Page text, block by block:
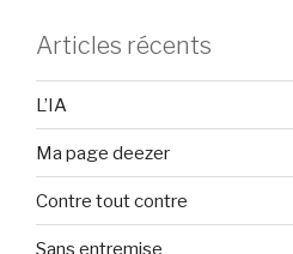
Articles récents
L’IA
Ma page deezer
Contre tout contre
Sans entremise